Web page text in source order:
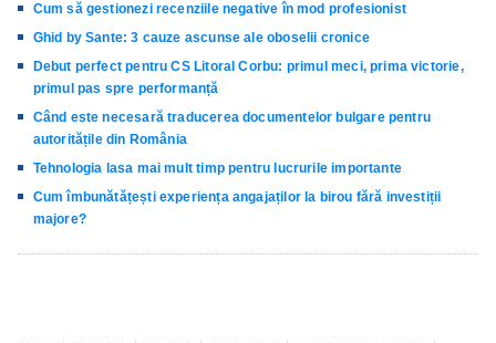
Cum să gestionezi recenziile negative în mod profesionist
Ghid by Sante: 3 cauze ascunse ale oboselii cronice
Debut perfect pentru CS Litoral Corbu: primul meci, prima victorie,
primul pas spre performanță
Când este necesară traducerea documentelor bulgare pentru
autoritățile din România
Tehnologia lasa mai mult timp pentru lucrurile importante
Cum îmbunătățești experiența angajaților la birou fără investiții
majore?